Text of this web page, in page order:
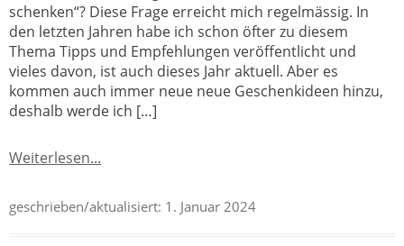
schenken“? Diese Frage erreicht mich regelmässig. In
den letzten Jahren habe ich schon öfter zu diesem
Thema Tipps und Empfehlungen veröffentlicht und
vieles davon, ist auch dieses Jahr aktuell. Aber es
kommen auch immer neue neue Geschenkideen hinzu,
deshalb werde ich […]
Weiterlesen...
geschrieben/aktualisiert: 1. Januar 2024